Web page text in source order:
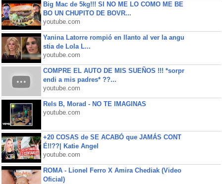
Big Mac de 5kg!!! SI NO ME LO COMO ME BE
BO UN CHUPITO DE BOVR...
youtube.com
Yanina Latorre rompió en llanto al ver la angu
stia de Lola L...
youtube.com
COMPRE EL AUTO DE MIS SUEÑOS !!! *sorpr
endi a mis padres* ??...
youtube.com
Rels B, Morad - NO TE IMAGINAS
youtube.com
+20 COSAS de SE ACABÓ que JAMÁS CONT
É!!??| Katie Angel
youtube.com
ROMA - Lionel Ferro X Amira Chediak (Video
Oficial)